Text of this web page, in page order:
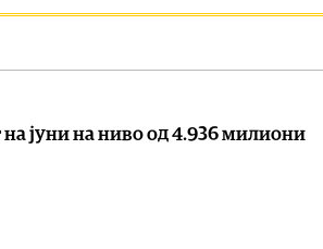
на јуни на ниво од 4.936 милиони